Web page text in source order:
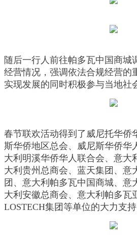
随后一行人前往帕多瓦中国商城
经营情况，强调依法合规经营的
实现发展的同时积极参与当地社
春节联欢活动得到了威尼托华侨
斯华侨地区总会、威尼斯华侨华
大利明溪华侨华人联合会、意大
大利贵州总商会、蓝天集团、意
团、意大利帕多瓦中国商城、意
大利安徽总商会、意大利帕多瓦
LOSTECH集团等单位的大力支持